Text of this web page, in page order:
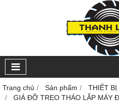
Trang chủ Sản phẩm
THIẾT BỊ
GIÁ ĐỠ TREO THÁO LẮP MÁY